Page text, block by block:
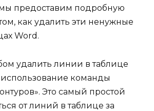
предоставим подробную
как удалить эти ненужные
Word.
удалить линии в таблице
использование команды
Это самый простой
от линий в таблице за